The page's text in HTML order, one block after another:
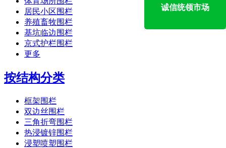
居民小区围栏
养殖畜牧围栏
基坑临边围栏
京式护栏围栏
更多
按结构分类
框架围栏
双边丝围栏
三角折弯围栏
热浸镀锌围栏
浸塑喷塑围栏
诚信统领市场